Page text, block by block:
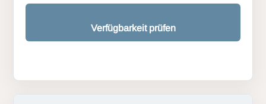
Verfügbarkeit prüfen